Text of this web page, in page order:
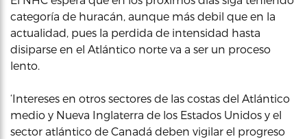
categoría de huracán, aunque más debil que en la
actualidad, pues la perdida de intensidad hasta
disiparse en el Atlántico norte va a ser un proceso
lento.
‘Intereses en otros sectores de las costas del Atlántico
medio y Nueva Inglaterra de los Estados Unidos y el
sector atlántico de Canadá deben vigilar el progreso